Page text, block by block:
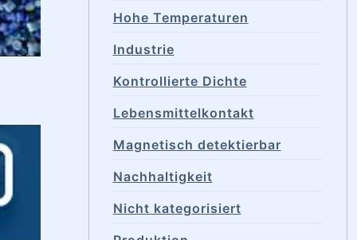
Hohe Temperaturen
Industrie
Kontrollierte Dichte
Lebensmittelkontakt
Magnetisch detektierbar
Nachhaltigkeit
Nicht kategorisiert